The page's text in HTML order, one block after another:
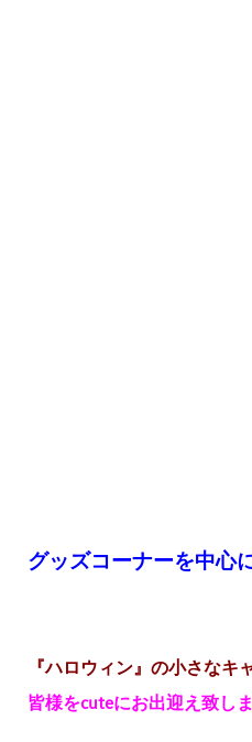
グッズコーナーを中心
『ハロウィン』の小さなキ
皆様をcuteにお出迎え致し